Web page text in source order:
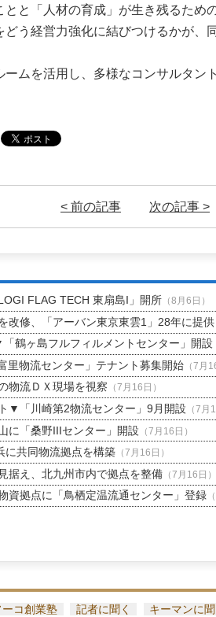
とと「人材の育成」が生き残るため
どう経営力強化に結びつけるかが、
ムを活用し、多様なコンサルタン
< 前の記事 次の記事 >
FLAG TECH 東扇島I」開所（8月6日）
改修、「アーバン東京東雲1」28年に提供
鶴ヶ島フルフィルメントセンター」開設
里物流センター」テナント募集開始（7月
物流ＤＸ現場を視察 （7月16日）
▼「川崎第2物流センター」9月開設 （7月
に「桑野IIIセンター」開設 （7月16日）
に共同物流拠点を構築（7月16日）
据え、北九州市内で拠点を整備（7月16日）
資拠点に「鳥栖定温流通センター」登録
ーコ創業塾 記者に聞く キーマンに